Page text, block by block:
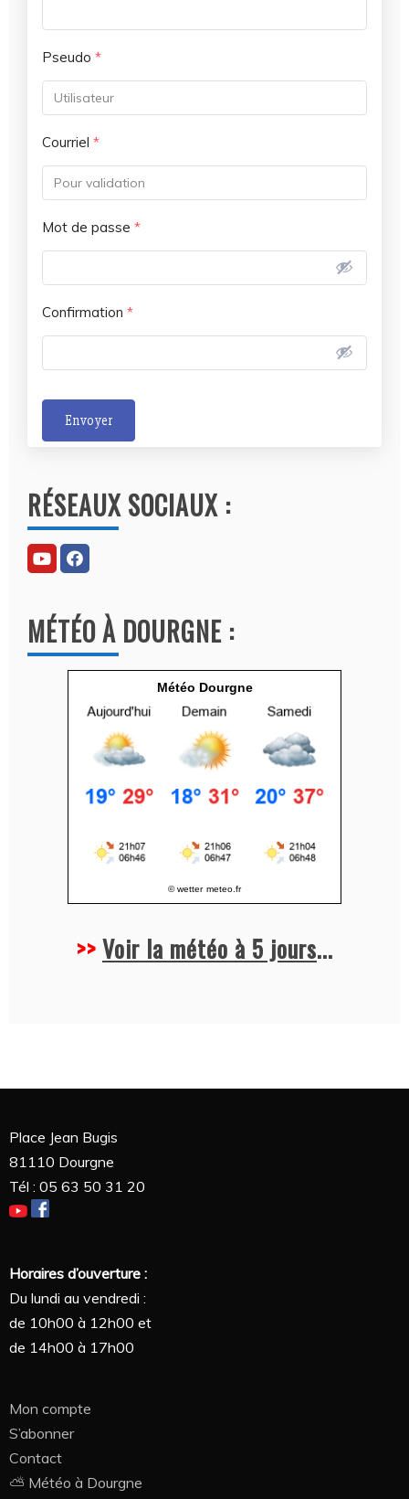
Pseudo *
Courriel *
Mot de passe *
Confirmation *
Envoyer
t
e
r
n
t
i
RÉSEAUX SOCIAUX :
MÉTÉO À DOURGNE :
Météo Dourgne
© wetter meteo.fr
>>Voir la météo à 5 jours...
Place Jean Bugis
81110 Dourgne
Tél : 05 63 50 31 20
Horaires d’ouverture :
Du lundi au vendredi :
de 10h00 à 12h00 et
de 14h00 à 17h00
Mon compte
S’abonner
Contact
⛅ Météo à Dourgne